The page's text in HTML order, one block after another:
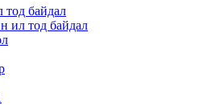
байдал
ил тод байдал